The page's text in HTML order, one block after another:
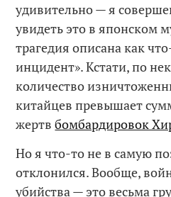
удивительно — я
увидеть это в японском
трагедия описана как
инцидент». Кстати, по
количество
китайцев превышает
жертвбомбардировок
Но я что-то не в самую
отклонился. Вообще,
убийства — это весьма